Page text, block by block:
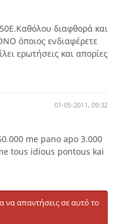
διαφθορά και
όποιος ενδιαφέρετε
ερωτήσεις και απορίες
01-05-2011, 09:32
me pano apo 3.000
tous idious pontous kai
να απαντήσεις σε αυτό το